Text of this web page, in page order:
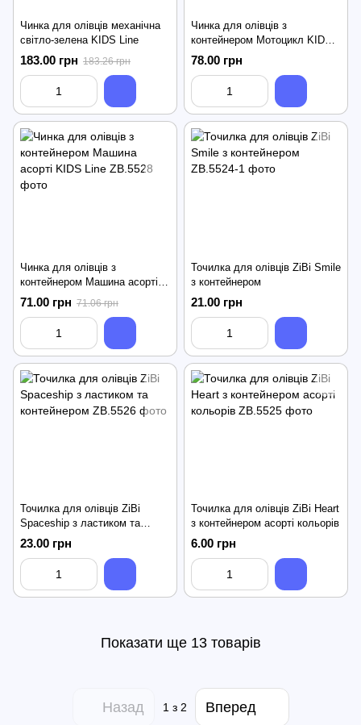
Чинка для олівців механічна
світло-зелена KIDS Line
183.00 грн 183.26 грн
Чинка для олівців з
контейнером Мотоцикл KIDS
Line
78.00 грн
Чинка для олівців з
контейнером Машина асорті
KIDS Line
71.00 грн 71.06 грн
Точилка для олівців ZiBi Smile
з контейнером
21.00 грн
Точилка для олівців ZiBi
Spaceship з ластиком та
контейнером
23.00 грн
Точилка для олівців ZiBi Heart
з контейнером асорті кольорів
6.00 грн
Показати ще 13 товарів
Назад 1з 2 Вперед